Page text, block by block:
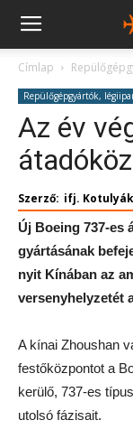
Címlap
Repülőgépgyártók,
Az év
Szerző: ifj.
Új Boeing 737-es
gyártásának
nyit Kínában az
versenyhelyzetét
A kínai Zhoushan
festőközpontot a
kerülő, 737-es
utolsó fázisait.